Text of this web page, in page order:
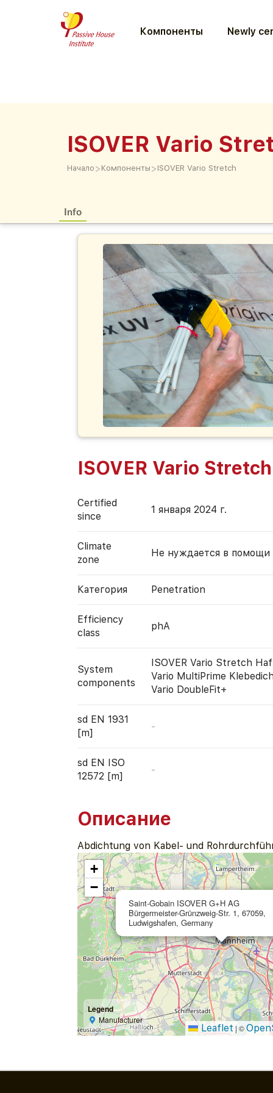
Компоненты Newly
ISOVER Vario
Начало > Компоненты > ISOVER Vario Stretch
Info
ISOVER Vario Stretch
Certified
since
1 января 2024 г.
Climate
zone
Не нуждается в помощи
Категория Penetration
Efficiency
class
phA
System
components
ISOVER Vario Stretch
Vario MultiPrime
Vario DoubleFit+
sd EN 1931
[m]
-
sd EN ISO
12572 [m]
-
Описание
Abdichtung von Kabel- und
Saint-Gobain ISOVER G+H AG
Bürgermeister-Grünzweig-Str. 1, 67059,
Ludwigshafen, Germany
+
−
Legend
Manufacturer
Leaflet | ©